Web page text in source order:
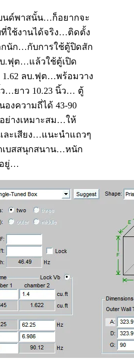
ด์พาสนั้น…ก็อยากจะ
ใช้งานได้จริง…ติดตั้ง
นัก…กับการใช้ตู้ปิดสัก
.ฟุต…แล้วใช้ตู้เปิด
ลบ.ฟุต…พร้อมวาง
…ยาว 10.23 นิ้ว… ตู้
งความถี่ได้ 43-90
ย่างเหมาะสม…ให้
ละเสียง…แนะนำแถวๆ
เบสสนุกสนาน…หนัก
ยู่…